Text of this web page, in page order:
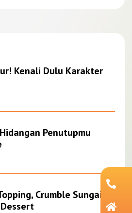
Kenali Dulu Karakter
Penutupmu
Crumble Sungai